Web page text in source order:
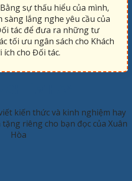
Bằng sự thấu hiểu của mình,
lắng nghe yêu cầu của
tác để đưa ra những tư
tối ưu ngân sách cho Khách
ích cho Đối tác.
kiến thức và kinh nghiệm hay
riêng cho bạn đọc của Xuân
Hòa